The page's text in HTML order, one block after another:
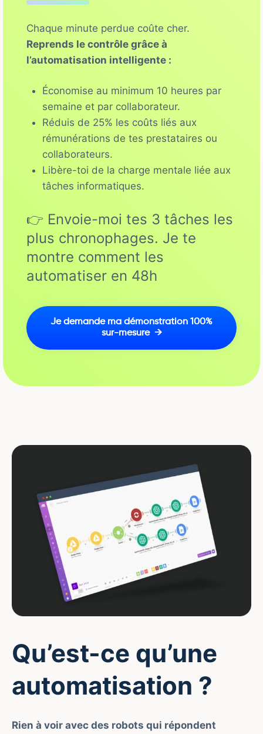
Chaque minute perdue coûte cher.
Reprends le contrôle grâce à
l’automatisation intelligente :
Économise au minimum 10 heures par
semaine et par collaborateur.
Réduis de 25% les coûts liés aux
rémunérations de tes prestataires ou
collaborateurs.
Libère-toi de la charge mentale liée aux
tâches informatiques.
👉 Envoie-moi tes 3 tâches les
plus chronophages. Je te
montre comment les
automatiser en 48h
Je demande ma démonstration 100%
sur-mesure
Qu’est-ce qu’une
automatisation ?
Rien à voir avec des robots qui répondent